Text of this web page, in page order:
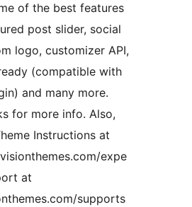
of the best features
post slider, social
logo, customizer API,
(compatible with
and many more.
for more info. Also,
Instructions at
expe
at
supports